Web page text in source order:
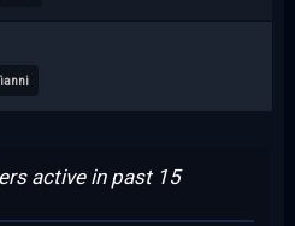
active in past 15